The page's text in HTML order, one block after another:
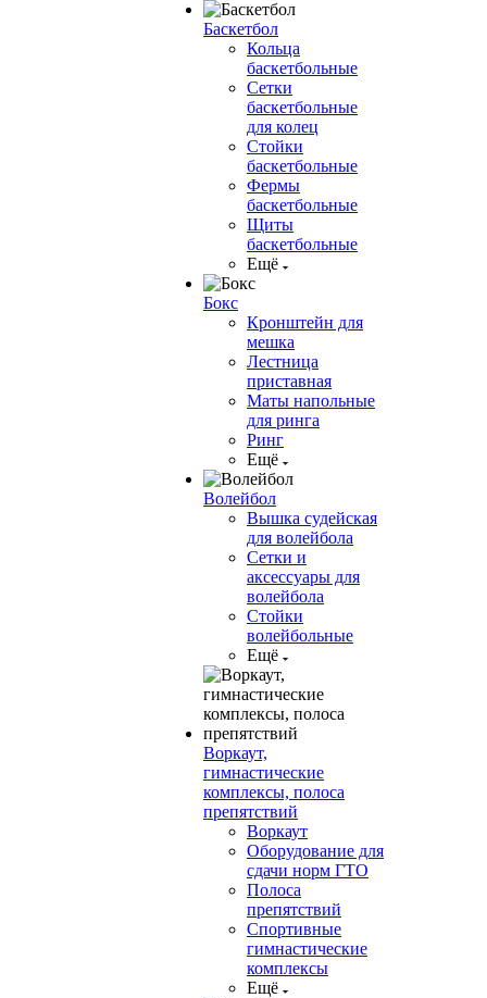
Баскетбол
Кольца
баскетбольные
Сетки
баскетбольные
для колец
Стойки
баскетбольные
Фермы
баскетбольные
Щиты
баскетбольные
Ещё
Бокс
Кронштейн для
мешка
Лестница
приставная
Маты напольные
для ринга
Ринг
Ещё
Волейбол
Вышка судейская
для волейбола
Сетки и
аксессуары для
волейбола
Стойки
волейбольные
Ещё
Воркаут,
гимнастические
комплексы, полоса
препятствий
Воркаут
Оборудование для
сдачи норм ГТО
Полоса
препятствий
Спортивные
гимнастические
комплексы
Ещё